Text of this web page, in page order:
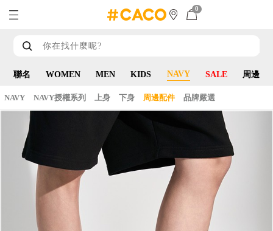
0
聯名 WOMEN MEN KIDS NAVY SALE 周邊
NAVY NAVY授權系列 上身 下身 周邊配件 品牌嚴選